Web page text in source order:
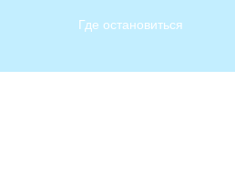
Где остановиться